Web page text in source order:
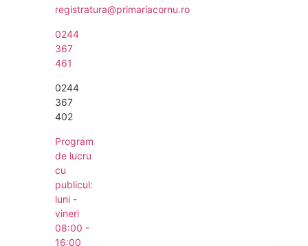
registratura@primariacornu.ro
0244
367
461
0244
367
402
Program
de lucru
cu
publicul:
luni -
vineri
08:00 -
16:00